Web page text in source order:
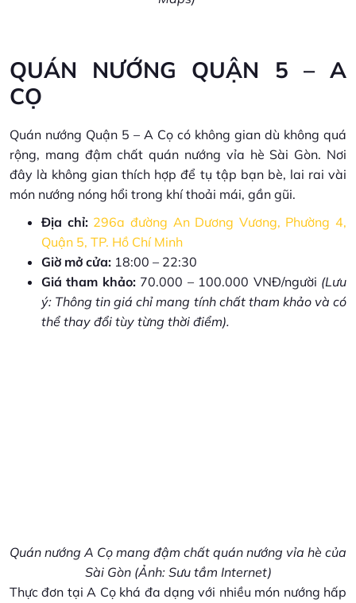
QUÁN NƯỚNG QUẬN 5 – A
CỌ
Quán nướng Quận 5 – A Cọ có không gian dù không quá
rộng, mang đậm chất quán nướng vỉa hè Sài Gòn. Nơi
đây là không gian thích hợp để tụ tập bạn bè, lai rai vài
món nướng nóng hổi trong khí thoải mái, gần gũi.
Địa chỉ: 296a đường An Dương Vương, Phường 4,
Quận 5, TP. Hồ Chí Minh
Giờ mở cửa: 18:00 – 22:30
Giá tham khảo:70.000 – 100.000 VNĐ/người (Lưu
ý: Thông tin giá chỉ mang tính chất tham khảo và có
thể thay đổi tùy từng thời điểm).
Quán nướng A Cọ mang đậm chất quán nướng vỉa hè của
Sài Gòn (Ảnh: Sưu tầm Internet)
Thực đơn tại A Cọ khá đa dạng với nhiều món nướng hấp